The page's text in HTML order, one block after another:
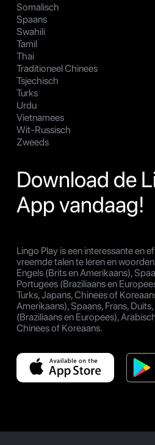
Somalisch
Spaans
Swahili
Tamil
Thai
Traditioneel Chinees
Tsjechisch
Turks
Urdu
Vietnamees
Wit-Russisch
Zweeds
Download de
App vandaag!
Lingo Play is een interessante en
vreemde talen te leren en
Engels (Brits en Amerikaans),
Portugees (Braziliaans en
Turks, Japans, Chinees of
Amerikaans), Spaans, Frans,
(Braziliaans en Europees),
Chinees of Koreaans.